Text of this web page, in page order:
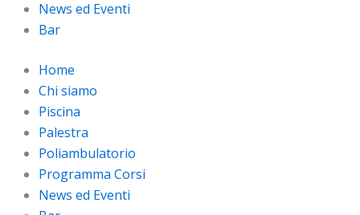
News ed Eventi
Bar
Home
Chi siamo
Piscina
Palestra
Poliambulatorio
Programma Corsi
News ed Eventi